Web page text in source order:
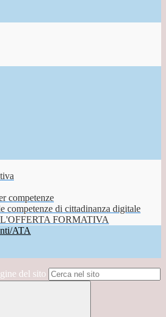
competenze
competenze di cittadinanza digitale
FORMATIVA
ATA
del sito